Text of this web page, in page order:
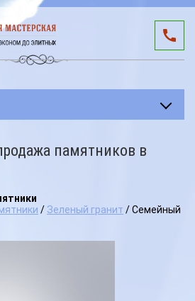
СВО
памятников в
/ Зеленый гранит / Семейный